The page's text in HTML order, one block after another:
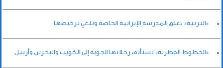
«التربية» تغلق المدرسة الإيرانية الخاصة وتلغي ترخيصها
«الخطوط القطرية» تستأنف رحلاتها الجوية إلى الكويت والبحرين وأربيل